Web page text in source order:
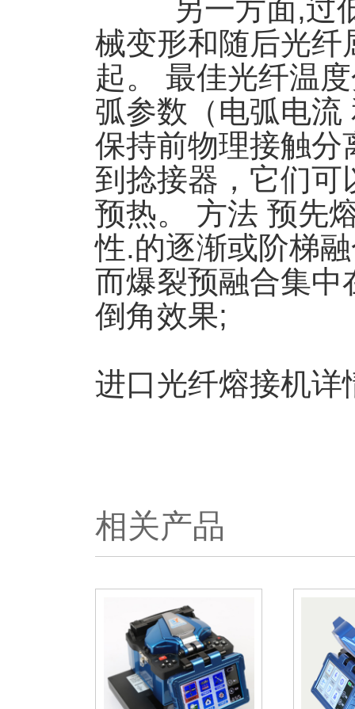
另一方面,过低
械变形和随后光纤
起。 最佳光纤温
弧参数（电弧电
保持前物理接触分
到捻接器，它们
预热。 方法 预先
性.的逐渐或阶梯
而爆裂预融合集中
倒角效果;
进口光纤熔接机
相关产品